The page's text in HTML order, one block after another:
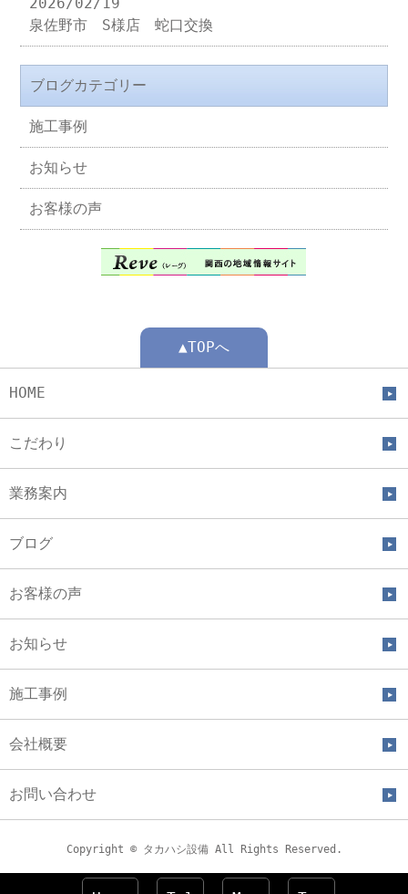
泉佐野市 S様店 蛇口交換
ブログカテゴリー
施工事例
お知らせ
お客様の声
▲TOPへ
HOME
こだわり
業務案内
ブログ
お客様の声
お知らせ
施工事例
会社概要
お問い合わせ
Copyright © タカハシ設備 All Rights Reserved.